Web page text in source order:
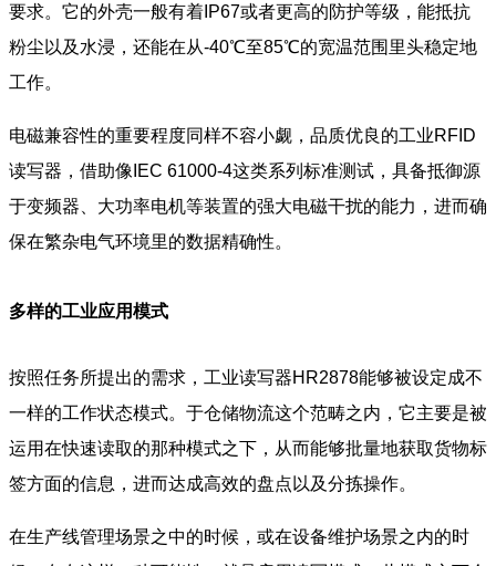
要求。它的外壳一般有着IP67或者更高的防护等级，能抵抗
粉尘以及水浸，还能在从-40℃至85℃的宽温范围里头稳定地
工作。
电磁兼容性的重要程度同样不容小觑，品质优良的工业RFID
读写器，借助像IEC 61000-4这类系列标准测试，具备抵御源
于变频器、大功率电机等装置的强大电磁干扰的能力，进而确
保在繁杂电气环境里的数据精确性。
多样的工业应用模式
按照任务所提出的需求，工业读写器HR2878能够被设定成不
一样的工作状态模式。于仓储物流这个范畴之内，它主要是被
运用在快速读取的那种模式之下，从而能够批量地获取货物标
签方面的信息，进而达成高效的盘点以及分拣操作。
在生产线管理场景之中的时候，或在设备维护场景之内的时